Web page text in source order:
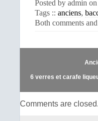
Saint louis,
florale
cm. OU
le
afin de
les frais
Posted by admin
Tags :: anciens,
Both comments
6 verres et carafe
Comments are closed.